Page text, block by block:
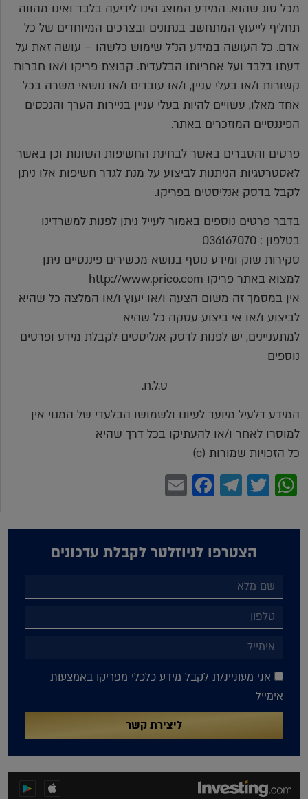
מכל סוג שהוא. המידע המוצג הינו לידיעה בלבד ואינו מהווה
תחליף לייעוץ המתחשב בנתונים ובצרכים המיוחדים של כל
אדם. כל העושה במידע הנ"ל שימוש כלשהו – עושה זאת על
דעתו בלבד ועל אחריותו הבלעדית. קבוצת פריקו ו/או חברות
קשורות ו/או בעלי עניין, ו/או עובדים ו/או נושאי משרה בכל
אחד מאלו, עשויים להיות בעלי עניין בניירות הערך והנכסים
הפיננסיים המוזכרים באתר.
פרטים והסברים באשר לבחינת החשיפות השונות וכן באשר
לאסטרטגיות הניתנות לביצוע על מנת לגדר חשיפות אלו ניתן
לקבל בדסק אנליסטים בפריקו.
בדבר פרטים נוספים באמור לעייל ניתן לפנות למשרדינו
בטלפון : 036167070
סקירות שוק ומידע נוסף בנושא מכשירים פיננסיים ניתן
למצוא באתר פריקו http://www.prico.com
אין במסמך זה משום הצעה ו/או יעוץ ו/או המלצה כל שהיא
לביצוע ו/או אי ביצוע עסקה כל שהיא
למתעניינים, יש לפנות לדסק אנליסטים לקבלת מידע ופרטים
נוספים
ט.ל.ח.
המידע דלעיל מיועד לעיונו ולשמושו הבלעדי של המנוי אין
למוסרו לאחר ו/או להעתיקו בכל דרך שהיא
כל הזכויות שמורות (c)
WhatsApp
Twitter
Telegram
Facebook
הצטרפו לניוזלטר לקבלת עדכונים
אני מעוניינ/ת לקבל מידע כלכלי מפריקו באמצעות
אימייל
ליצירת קשר